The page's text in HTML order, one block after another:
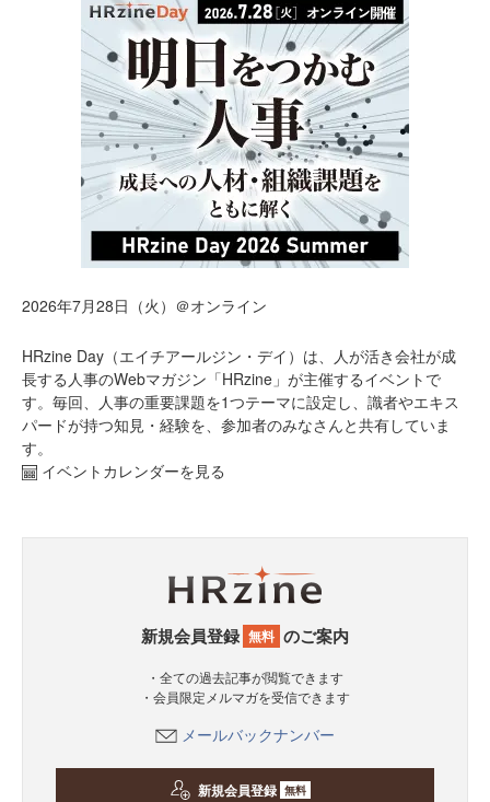
2026年7月28日（火）＠オンライン
HRzine Day（エイチアールジン・デイ）は、人が活き会社が成
長する人事のWebマガジン「HRzine」が主催するイベントで
す。毎回、人事の重要課題を1つテーマに設定し、識者やエキス
パードが持つ知見・経験を、参加者のみなさんと共有していま
す。
イベントカレンダーを見る
新規会員登録 無料 のご案内
・全ての過去記事が閲覧できます
・会員限定メルマガを受信できます
メールバックナンバー
新規会員登録 無料